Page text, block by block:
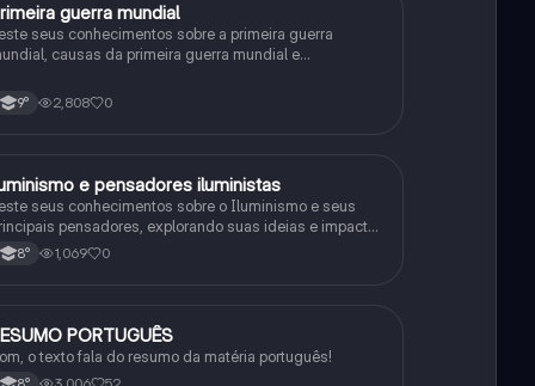
História guerra mundial
seus conhecimentos sobre a primeira guerra
causas da primeira guerra mundial e
primeira guerra mundial
9° 2,808 0
História e pensadores iluministas
seus conhecimentos sobre o Iluminismo e seus
pensadores, explorando suas ideias e impacto
histórico.
8° 1,069 0
Português PORTUGUÊS
o texto fala do resumo da matéria português!